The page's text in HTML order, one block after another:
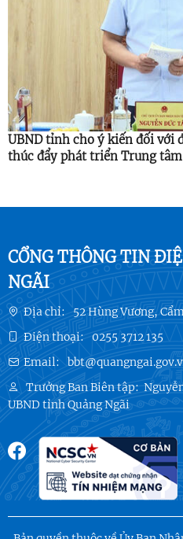
UBND tỉnh cho ý kiến đối với
thúc đẩy phát triển Trung
CỔNG THÔNG TIN
NGÃI
Địa chỉ: 52 Hùng Vương,
Điện thoại: 0255 3712 135
Email:
Trưởng Ban Biên tập:
UBND tỉnh Quảng Ngãi